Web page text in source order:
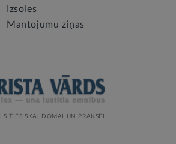
Izsoles
Mantojumu ziņas
TIESISKAI DOMAI UN PRAKSEI